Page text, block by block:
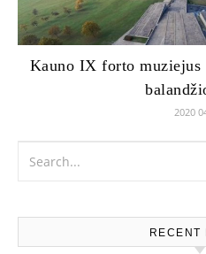
Kauno IX forto muziejus
2020
RECENT